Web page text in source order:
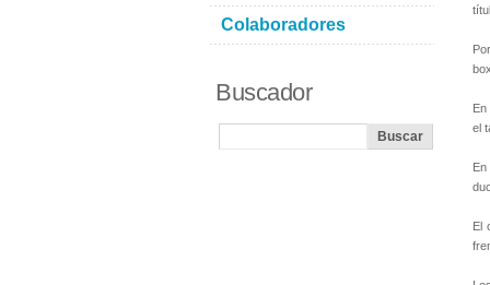
el
El
Colaboradores
Buscador